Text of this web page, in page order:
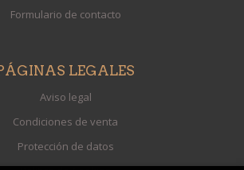
Formulario de contacto
LEGALES
Aviso legal
Condiciones de venta
Protección de datos